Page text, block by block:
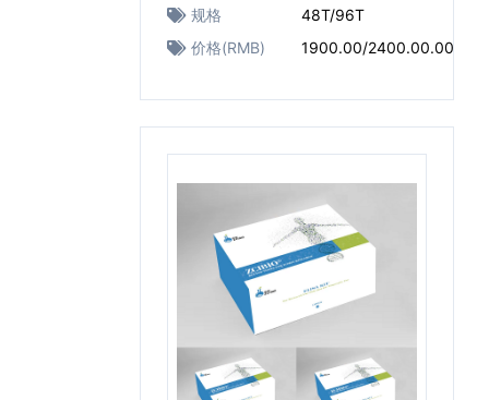
规格
48T/96T
价格(RMB)
1900.00/2400.00.00